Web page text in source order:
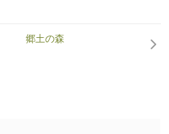
郷土の森